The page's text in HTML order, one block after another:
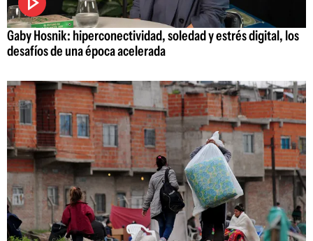
Gaby Hosnik: hiperconectividad, soledad y estrés digital, los
desafíos de una época acelerada